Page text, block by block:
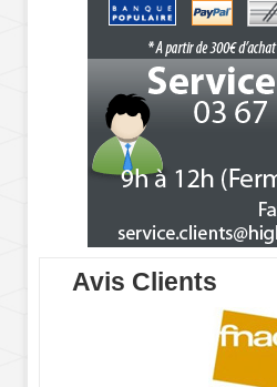
Avis Clients